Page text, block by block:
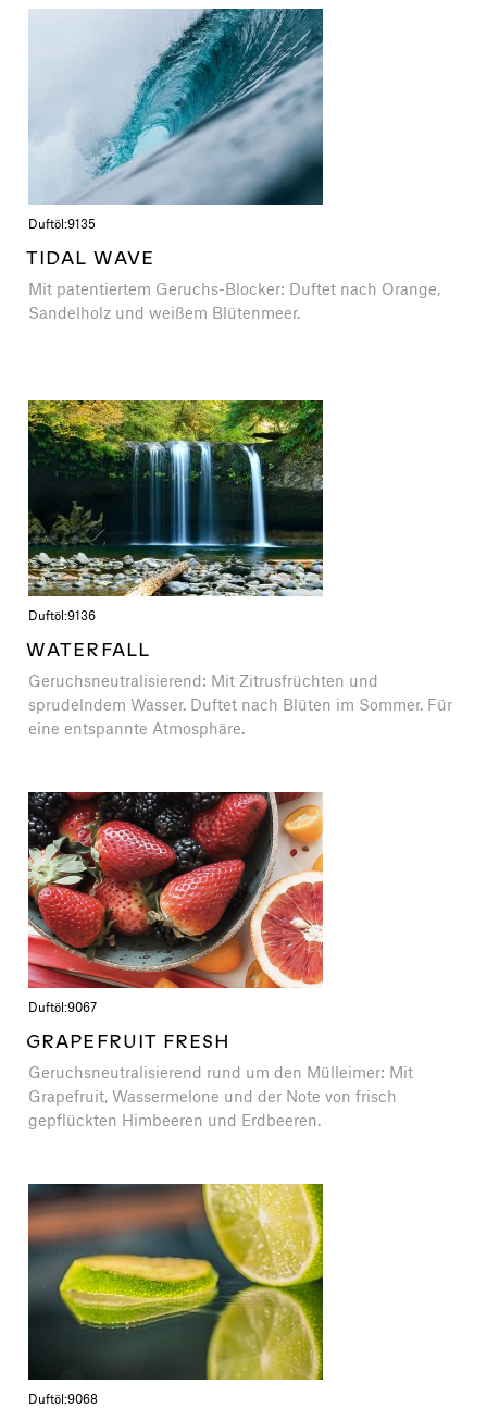
Duftöl:9135
TIDAL WAVE
Mit patentiertem Geruchs-Blocker: Duftet nach Orange,
Sandelholz und weißem Blütenmeer.
Duftöl:9136
WATERFALL
Geruchsneutralisierend: Mit Zitrusfrüchten und
sprudelndem Wasser. Duftet nach Blüten im Sommer. Für
eine entspannte Atmosphäre.
Duftöl:9067
GRAPEFRUIT FRESH
Geruchsneutralisierend rund um den Mülleimer: Mit
Grapefruit, Wassermelone und der Note von frisch
gepflückten Himbeeren und Erdbeeren.
Duftöl:9068